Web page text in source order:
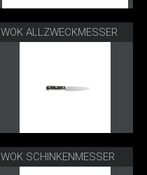
WOK ALLZWECKMESSER
WOK SCHINKENMESSER